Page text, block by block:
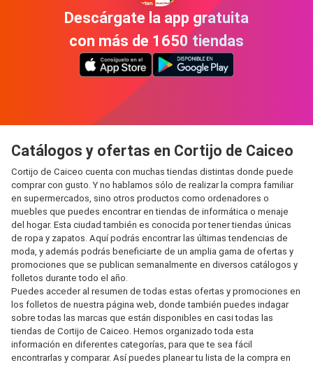
Descárgate la app gratuita
con más de 1650 tiendas
Catálogos y ofertas en Cortijo de Caiceo
Cortijo de Caiceo cuenta con muchas tiendas distintas donde puede
comprar con gusto. Y no hablamos sólo de realizar la compra familiar
en supermercados, sino otros productos como ordenadores o
muebles que puedes encontrar en tiendas de informática o menaje
del hogar. Esta ciudad también es conocida por tener tiendas únicas
de ropa y zapatos. Aquí podrás encontrar las últimas tendencias de
moda, y además podrás beneficiarte de un amplia gama de ofertas y
promociones que se publican semanalmente en diversos catálogos y
folletos durante todo el año.
Puedes acceder al resumen de todas estas ofertas y promociones en
los folletos de nuestra página web, donde también puedes indagar
sobre todas las marcas que están disponibles en casi todas las
tiendas de Cortijo de Caiceo. Hemos organizado toda esta
información en diferentes categorías, para que te sea fácil
encontrarlas y comparar. Así puedes planear tu lista de la compra en